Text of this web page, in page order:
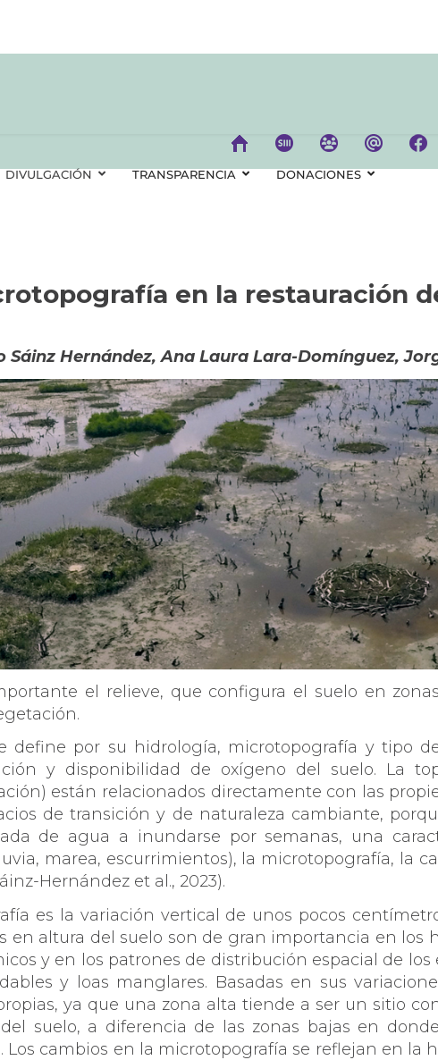
DIVULGACIÓN TRANSPARENCIA DONACIONES
en la restauración
Sáinz Hernández, Ana Laura Lara-Domínguez,
el relieve, que configura el suelo en
define por su hidrología, microtopografía y tipo
y disponibilidad de oxígeno del suelo. La
están relacionados directamente con las
de transición y de naturaleza cambiante,
de agua a inundarse por semanas, una
marea, escurrimientos), la microtopografía, la
Hernández et al., 2023).
es la variación vertical de unos pocos
en altura del suelo son de gran importancia en los
y en los patrones de distribución espacial de
y loas manglares. Basadas en sus
ya que una zona alta tiende a ser un sitio
suelo, a diferencia de las zonas bajas en
Los cambios en la microtopografía se reflejan en